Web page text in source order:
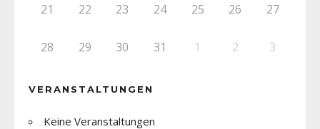
21 22 23 24 25 26 27
28 29 30 31 1 2 3
VERANSTALTUNGEN
Keine Veranstaltungen